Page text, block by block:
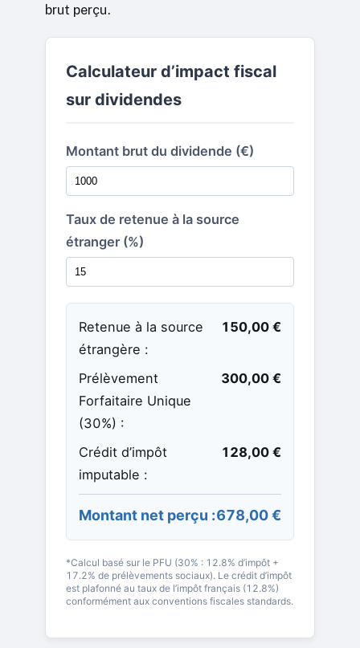
brut perçu.
Calculateur d’impact fiscal
sur dividendes
Montant brut du dividende (€)
Taux de retenue à la source
étranger (%)
Retenue à la source
étrangère :
150,00 €
Prélèvement
Forfaitaire Unique
(30%) :
300,00 €
Crédit d’impôt
imputable :
128,00 €
Montant net perçu :678,00 €
*Calcul basé sur le PFU (30% : 12.8% d’impôt +
17.2% de prélèvements sociaux). Le crédit d’impôt
est plafonné au taux de l’impôt français (12.8%)
conformément aux conventions fiscales standards.